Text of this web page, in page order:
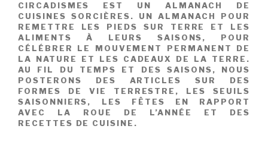
CIRCADISMES EST UN ALMANACH DE
CUISINES SORCIÈRES. UN ALMANACH POUR
REMETTRE LES PIEDS SUR TERRE ET LES
ALIMENTS À LEURS SAISONS, POUR
CÉLÉBRER LE MOUVEMENT PERMANENT DE
LA NATURE ET LES CADEAUX DE LA TERRE.
AU FIL DU TEMPS ET DES SAISONS, NOUS
POSTERONS DES ARTICLES SUR DES
FORMES DE VIE TERRESTRE, LES SEUILS
SAISONNIERS, LES FÊTES EN RAPPORT
AVEC LA ROUE DE L’ANNÉE ET DES
RECETTES DE CUISINE.